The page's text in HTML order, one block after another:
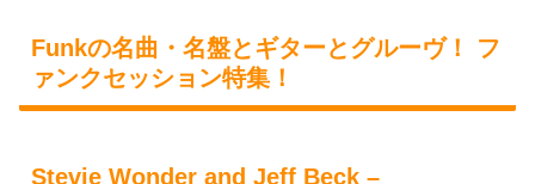
Funkの名曲・名盤とギターとグルーヴ！ フ
ァンクセッション特集！
Stevie Wonder and Jeff Beck –